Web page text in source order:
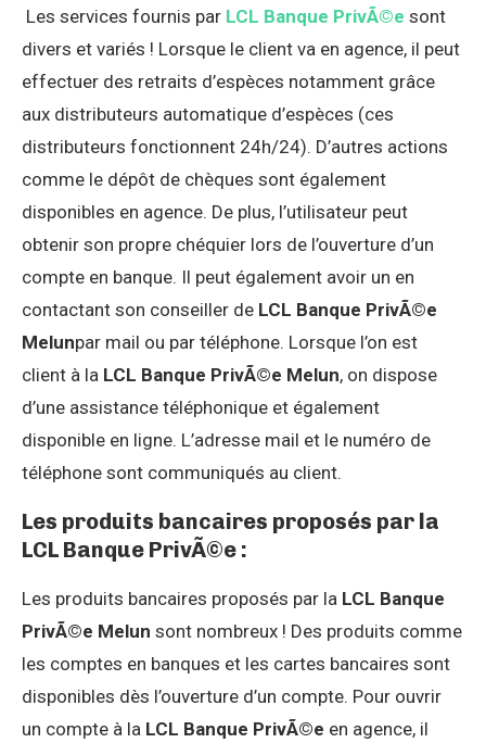
Les services fournis par LCL Banque PrivÃ©e sont
divers et variés ! Lorsque le client va en agence, il peut
effectuer des retraits d’espèces notamment grâce
aux distributeurs automatique d’espèces (ces
distributeurs fonctionnent 24h/24). D’autres actions
comme le dépôt de chèques sont également
disponibles en agence. De plus, l’utilisateur peut
obtenir son propre chéquier lors de l’ouverture d’un
compte en banque. Il peut également avoir un en
contactant son conseiller de LCL Banque PrivÃ©e
Melunpar mail ou par téléphone. Lorsque l’on est
client à la LCL Banque PrivÃ©e Melun, on dispose
d’une assistance téléphonique et également
disponible en ligne. L’adresse mail et le numéro de
téléphone sont communiqués au client.
Les produits bancaires proposés par la
LCL Banque PrivÃ©e :
Les produits bancaires proposés par la LCL Banque
PrivÃ©e Melun sont nombreux ! Des produits comme
les comptes en banques et les cartes bancaires sont
disponibles dès l’ouverture d’un compte. Pour ouvrir
un compte à la LCL Banque PrivÃ©e en agence, il